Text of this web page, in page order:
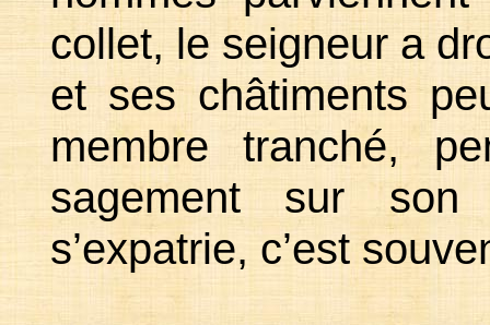
collet, le seigneur a
et ses châtiments
membre tranché,
sagement sur
s’expatrie, c’est